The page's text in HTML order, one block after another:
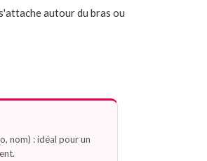
autour du bras ou
nom) : idéal pour un